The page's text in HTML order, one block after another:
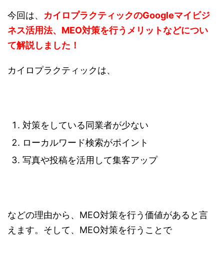
今回は、 カイロプラクティックのGoogleマイビジ
ネス活用法、MEO対策を行うメリットなどについ
て解説しました！
カイロプラクティックは、
対策をしている同業者が少ない
ローカルワード検索がポイント
写真や投稿を活用して集客アップ
などの理由から、MEO対策を行う価値があると言
えます。そして、MEO対策を行うことで